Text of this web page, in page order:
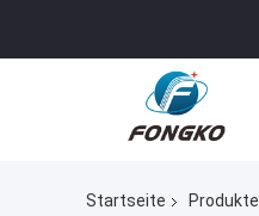
Startseite Produkte